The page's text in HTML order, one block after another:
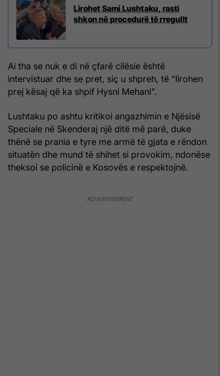
Lirohet Sami Lushtaku, rasti
shkon në procedurë të rregullt
Ai tha se nuk e di në çfarë cilësie është
intervistuar dhe se pret, siç u shpreh, të “lirohen
prej kësaj që ka shpif Hysni Mehani”.
Lushtaku po ashtu kritikoi angazhimin e Njësisë
Speciale në Skenderaj një ditë më parë, duke
thënë se prania e tyre me armë të gjata e rëndon
situatën dhe mund të shihet si provokim, ndonëse
theksoi se policinë e Kosovës e respektojnë.